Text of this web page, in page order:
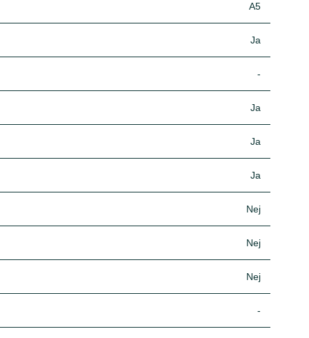
A5
Ja
-
Ja
Ja
Ja
Nej
Nej
Nej
-